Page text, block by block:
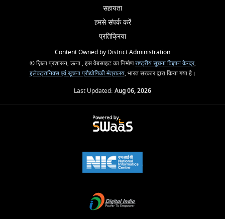
सहायता
हमसे संपर्क करें
प्रतिक्रिया
Content Owned by District Administration
© ज़िला प्रशासन, ऊना , इस वेबसाइट का निर्माणराष्ट्रीय सूचना विज्ञान केन्द्र,
इलेक्ट्रानिक्स एवं सूचना प्रौद्योगिकी मंत्रालय, भारत सरकार द्वारा किया गया है।
Last Updated: Aug 06, 2026